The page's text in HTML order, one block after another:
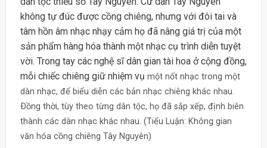
không tự đúc được cồng chiêng, nhưng với đôi tai và
tâm hồn âm nhạc nhạy cảm họ đã nâng giá trị của một
sản phẩm hàng hóa thành một nhạc cụ trình diễn tuyệt
vời. Trong tay các nghệ sĩ dân gian tài hoa ở cộng đồng,
mỗi chiếc chiêng giữ nhiệm vụ một nốt nhạc trong một
dàn nhạc, để biểu diễn các bản nhạc chiêng khác nhau.
Ðồng thời, tùy theo từng dân tộc, họ đã sắp xếp, định biên
thành các dàn nhạc khác nhau. (Tiểu Luận: Không gian
văn hóa cồng chiêng Tây Nguyên)